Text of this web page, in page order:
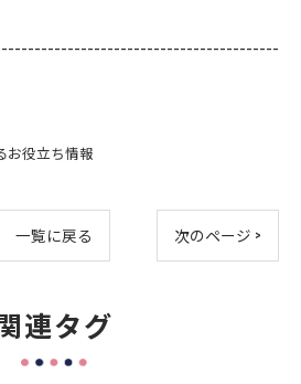
お役立ち情報
一覧に戻る 次のページ >
連タグ